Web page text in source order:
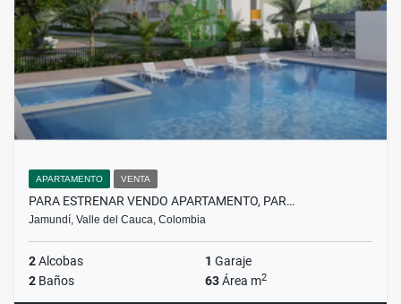
APARTAMENTO VENTA
PARA ESTRENAR VENDO APARTAMENTO, PAR…
Jamundí, Valle del Cauca, Colombia
2Alcobas 1 Garaje
2 Baños 63Área m2